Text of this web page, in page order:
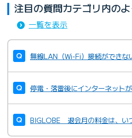
注目の質問カテゴリ内の
一覧を表示
無線LAN（Wi-Fi）接続ができな
停電・落雷後にインターネット
BIGLOBE 退会月の料金は、い